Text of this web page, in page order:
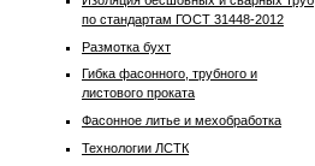
по стандартам ГОСТ 31448-2012
Размотка бухт
Гибка фасонного, трубного и
листового проката
Фасонное литье и мехобработка
Технологии ЛСТК